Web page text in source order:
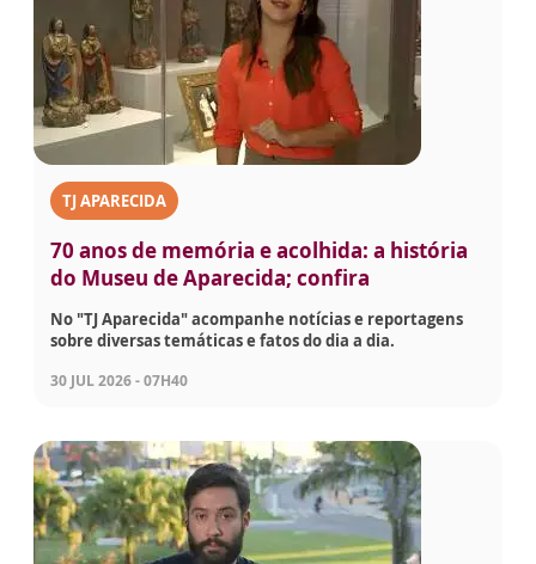
TJ APARECIDA
70 anos de memória e acolhida: a história
do Museu de Aparecida; confira
No "TJ Aparecida" acompanhe notícias e reportagens
sobre diversas temáticas e fatos do dia a dia.
30 JUL 2026 - 07H40